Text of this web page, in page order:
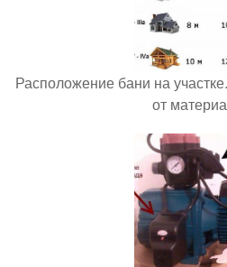
Расположение бани на
от